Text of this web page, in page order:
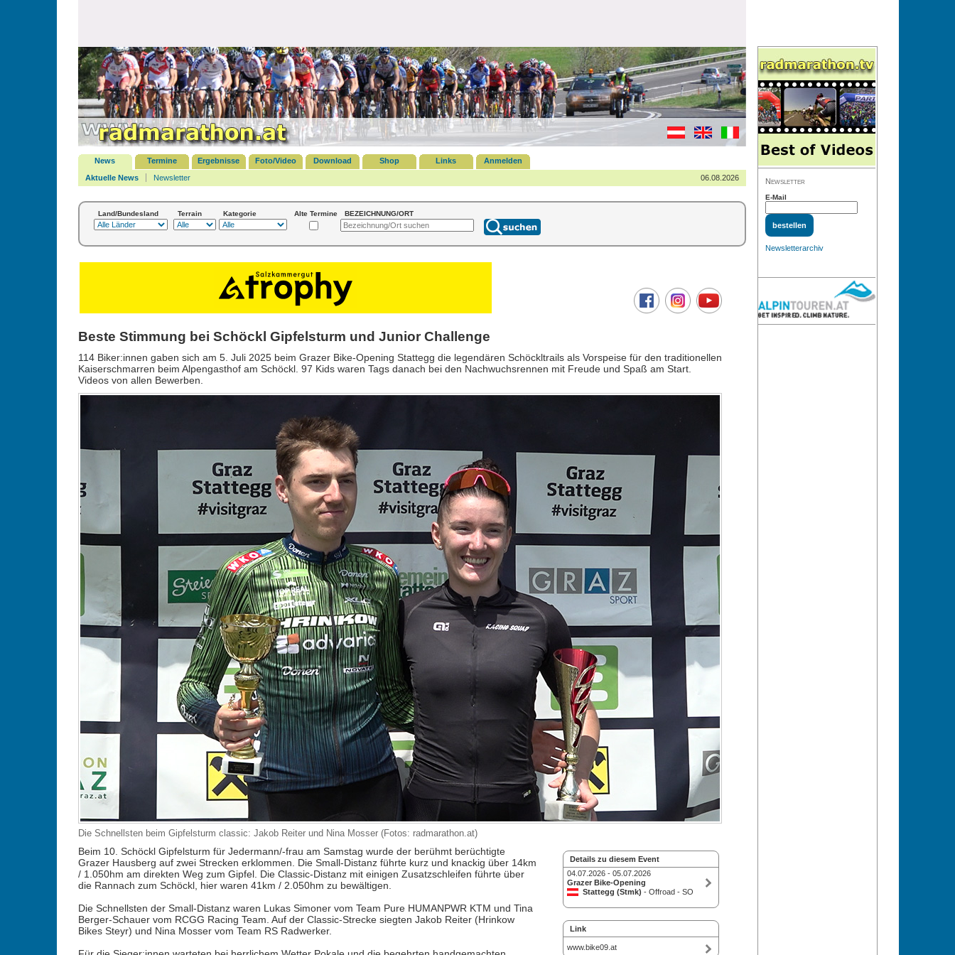
News Termine Ergebnisse Foto/Video Download Shop Links
Anmelden
Aktuelle News
Newsletter 06.08.2026
Land/Bundesland Terrain Kategorie Alte Termine BEZEICHNUNG/ORT
Beste Stimmung bei Schöckl Gipfelsturm und Junior Challenge
114 Biker:innen gaben sich am 5. Juli 2025 beim Grazer Bike-Opening Stattegg die legendären Schöckltrails als Vorspeise für den traditionellen
Kaiserschmarren beim Alpengasthof am Schöckl. 97 Kids waren Tags danach bei den Nachwuchsrennen mit Freude und Spaß am Start.
Videos von allen Bewerben.
Die Schnellsten beim Gipfelsturm classic: Jakob Reiter und Nina Mosser (Fotos: radmarathon.at)
Details zu diesem Event
04.07.2026 - 05.07.2026
Grazer Bike-Opening
Stattegg (Stmk) - Offroad - SO
Link
www.bike09.at
Beim 10. Schöckl Gipfelsturm für Jedermann/-frau am Samstag wurde der berühmt berüchtigte
Grazer Hausberg auf zwei Strecken erklommen. Die Small-Distanz führte kurz und knackig über 14km
/ 1.050hm am direkten Weg zum Gipfel. Die Classic-Distanz mit einigen Zusatzschleifen führte über
die Rannach zum Schöckl, hier waren 41km / 2.050hm zu bewältigen.
Die Schnellsten der Small-Distanz waren Lukas Simoner vom Team Pure HUMANPWR KTM und Tina
Berger-Schauer vom RCGG Racing Team. Auf der Classic-Strecke siegten Jakob Reiter (Hrinkow
Bikes Steyr) und Nina Mosser vom Team RS Radwerker.
Newsletter
E-Mail
Newsletterarchiv